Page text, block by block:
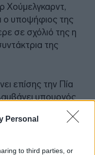
Personal
to third parties, or
Χούμελγκαρντ,
ο υποψήφιος της
σε σχόλιό της η
της
επίσης την Πία
υπουργός
ενώ ο Γέπε Μπρους
υπουργός για